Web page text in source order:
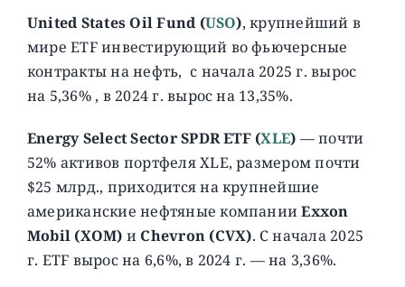
United States Oil Fund (USO), крупнейший в
мире ETF инвестирующий во фьючерсные
контракты на нефть, c начала 2025 г. вырос
на 5,36% , в 2024 г. вырос на 13,35%.
Energy Select Sector SPDR ETF (XLE) — почти
52% активов портфеля XLE, размером почти
$25 млрд., приходится на крупнейшие
американские нефтяные компанииExxon
Mobil (XOM) и Chevron (CVX). C начала 2025
г. ETF вырос на 6,6%, в 2024 г. — на 3,36%.